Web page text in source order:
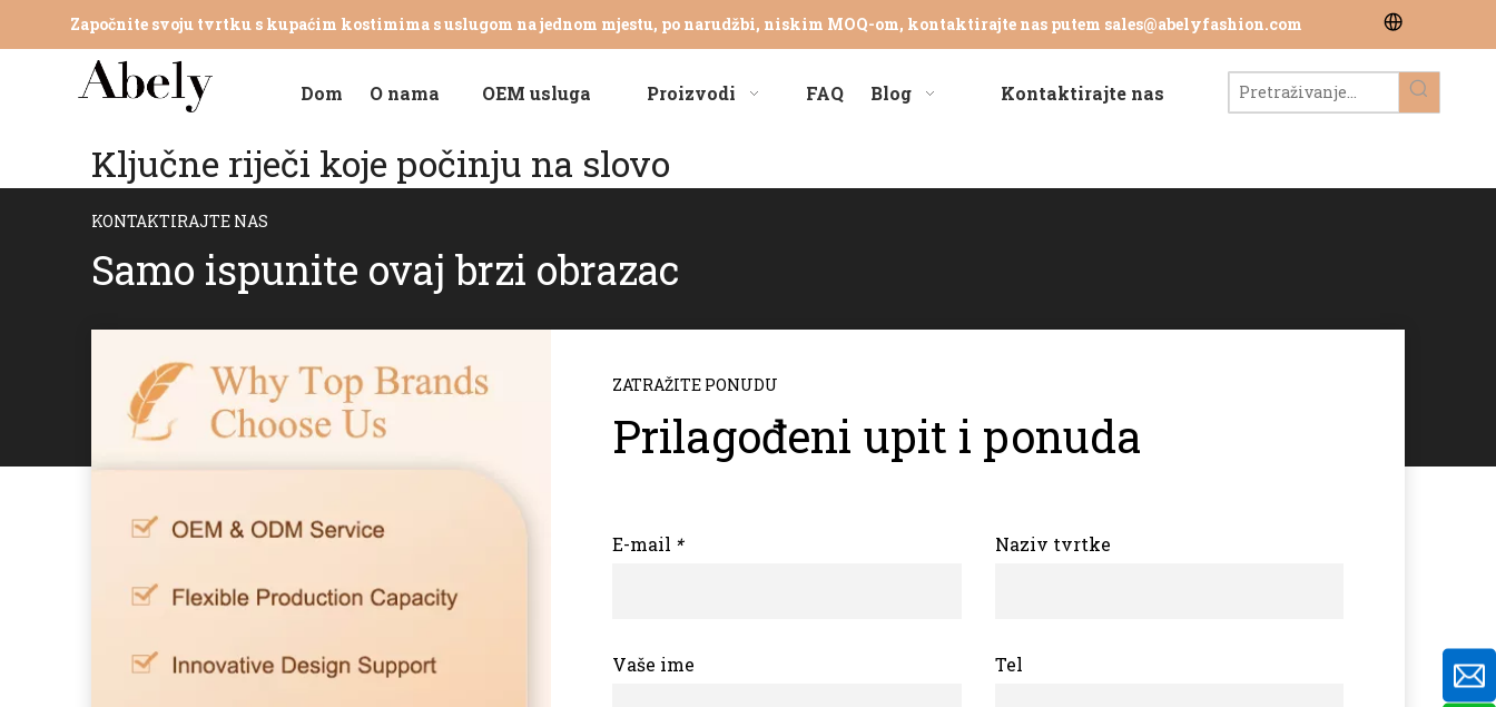
Započnite svoju tvrtku s kupaćim kostimima s uslugom na jednom mjestu, po narudžbi, niskim MOQ-om, kontaktirajte nas putem sales@abelyfashion.com
Dom O nama OEM usluga Proizvodi FAQ Blog Kontaktirajte nas
Ključne riječi koje počinju na slovo
KONTAKTIRAJTE NAS
Samo ispunite ovaj brzi obrazac
ZATRAŽITE PONUDU
Prilagođeni upit i ponuda
*
E-mail Naziv tvrtke
Vaše ime Tel